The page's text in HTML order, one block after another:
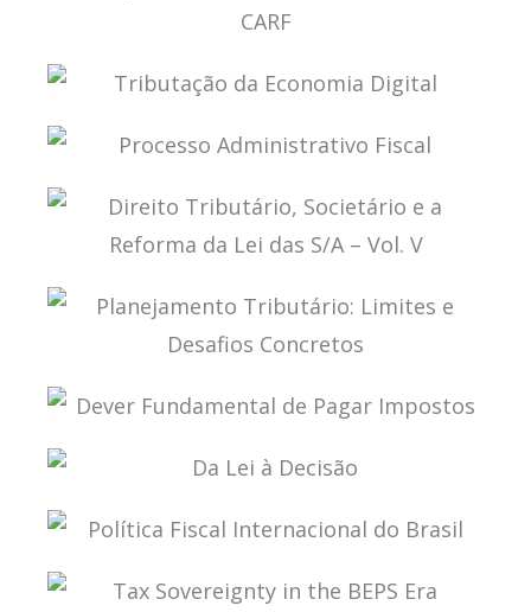
PLANEJAMENTO TRIBUTÁRIO SOB A ÓTICA DO
TRIBUTAÇÃO DA ECONOMIA DIGITAL
PROCESSO ADMINISTRATIVO FISCAL
DIREITO TRIBUTÁRIO, SOCIETÁRIO E A REFORMA
DA LEI DAS S/A – VOL. V
PLANEJAMENTO TRIBUTÁRIO: LIMITES E
DESAFIOS CONCRETOS
DEVER FUNDAMENTAL DE PAGAR IMPOSTOS
DA LEI À DECISÃO
POLÍTICA FISCAL INTERNACIONAL DO BRASIL